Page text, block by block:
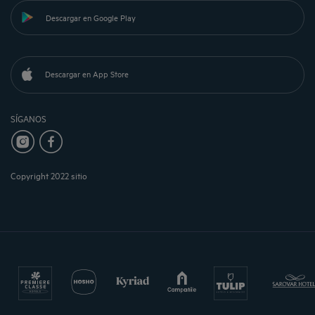
Descargar en Google Play
Descargar en App Store
SÍGANOS
Copyright 2022 sitio